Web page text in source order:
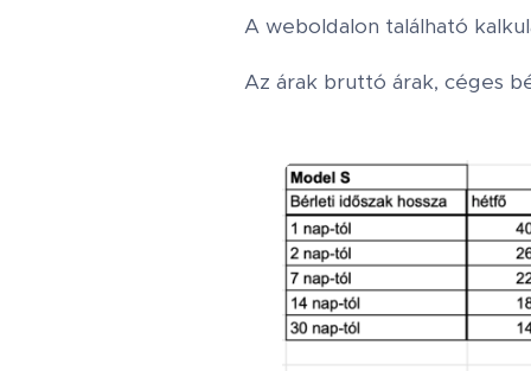
A weboldalon található
Az árak bruttó árak, céges